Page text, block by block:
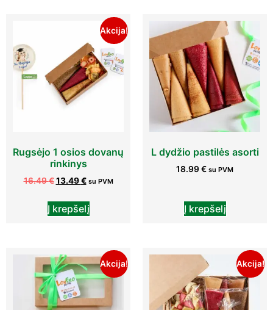
Akcija!
Rugsėjo 1 osios dovanų
rinkinys
16.49€ 13.49€ su PVM
Į krepšelį
L dydžio pastilės asorti
18.99€ su PVM
Į krepšelį
Akcija! Akcija!